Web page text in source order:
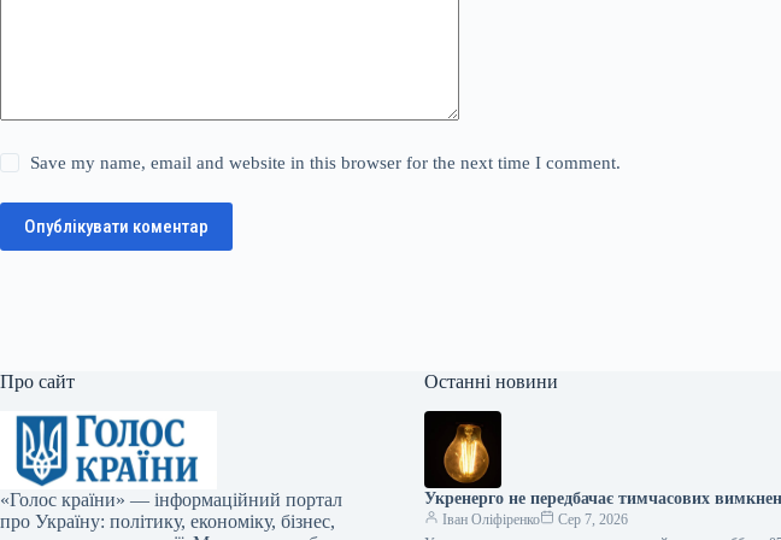
Save my name, email and website in this browser for the next time I comment.
Опублікувати коментар
Про сайт
«Голос країни» — інформаційний портал
про Україну: політику, економіку, бізнес,
Останні новини
Укренерго не передбачає тимчасових
Іван Оліфіренко
Сер 7, 2026